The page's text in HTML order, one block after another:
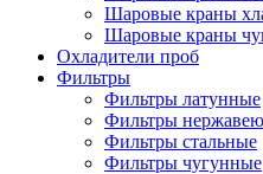
Шаровые краны
Шаровые краны
Охладители проб
Фильтры
Фильтры латунные
Фильтры
Фильтры стальные
Фильтры чугунные